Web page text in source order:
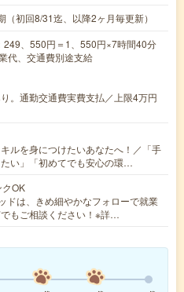
初回8/31迄、以降2ヶ月毎更新）
249、550円＝1、550円×7時間40分
代、交通費別途支給
。通勤交通費実費支払／上限4万円
ルを身につけたいあなたへ！／「手
い」「初めてでも安心の環…
OK
ドは、きめ細やかなフォローで就業
もご相談ください！※詳…